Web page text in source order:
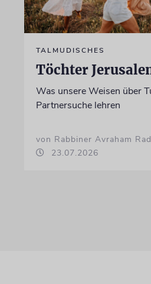
TALMUDISCHES
Töchter
Was unsere Weisen über
Partnersuche lehren
von Rabbiner Avraham
23.07.2026